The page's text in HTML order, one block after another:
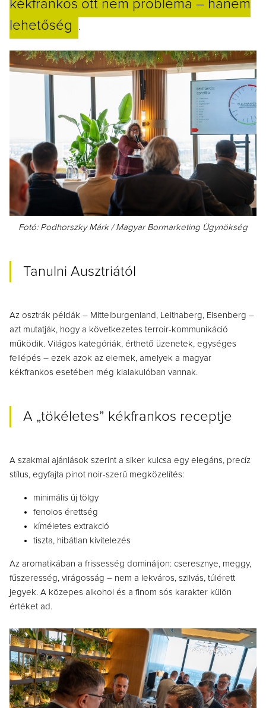
kékfrankos ott nem probléma – hanem
lehetőség
.
Fotó: Podhorszky Márk / Magyar Bormarketing Ügynökség
Tanulni Ausztriától
Az osztrák példák – Mittelburgenland, Leithaberg, Eisenberg –
azt mutatják, hogy a következetes terroir-kommunikáció
működik. Világos kategóriák, érthető üzenetek, egységes
fellépés – ezek azok az elemek, amelyek a magyar
kékfrankos esetében még kialakulóban vannak.
A „tökéletes” kékfrankos receptje
A szakmai ajánlások szerint a siker kulcsa egy elegáns, precíz
stílus, egyfajta pinot noir-szerű megközelítés:
minimális új tölgy
fenolos érettség
kíméletes extrakció
tiszta, hibátlan kivitelezés
Az aromatikában a frissesség domináljon: cseresznye, meggy,
fűszeresség, virágosság – nem a lekváros, szilvás, túlérett
jegyek. A közepes alkohol és a finom sós karakter külön
értéket ad.